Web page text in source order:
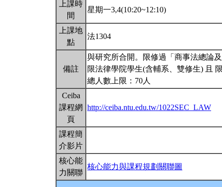
上課時
間
星期一3,4(10:20~12:10)
上課地
點
法1304
備註
與研究所合開。限修過「商事法總論
限法律學院學生(含輔系、雙修生) 且
總人數上限：70人
Ceiba
課程網
頁
http://ceiba.ntu.edu.tw/1022SEC_LAW
課程簡
介影片
核心能
力關聯
核心能力與課程規劃關聯圖